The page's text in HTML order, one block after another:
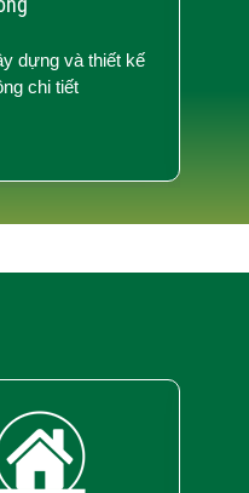
dựng và thiết kế
chi tiết